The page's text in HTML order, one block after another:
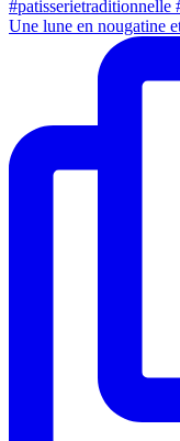
Une lune en nougatine